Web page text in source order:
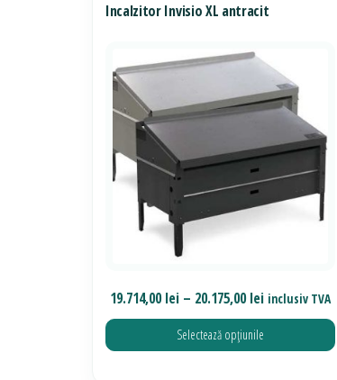
Incalzitor Invisio XL antracit
19.714,00lei – 20.175,00leiInterval
de
inclusiv TVA
Selectează opțiunile